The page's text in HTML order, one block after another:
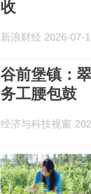
收
新浪财经 2026-07-
谷前堡镇：
务工腰包鼓
经济与科技视窗